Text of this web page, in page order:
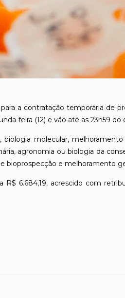
a contratação temporária de
feira (12) e vão até as 23h59
biologia molecular,
agronomia ou biologia da
bioprospecção e melhoramento
6.684,19, acrescido com